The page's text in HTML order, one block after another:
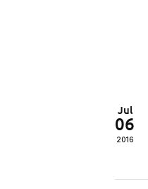
Jul
06
2016